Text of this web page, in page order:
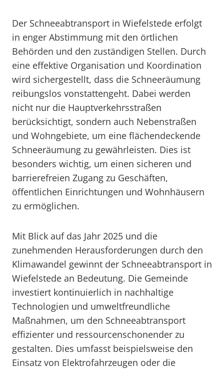
Der Schneeabtransport in Wiefelstede erfolgt
in enger Abstimmung mit den örtlichen
Behörden und den zuständigen Stellen. Durch
eine effektive Organisation und Koordination
wird sichergestellt, dass die Schneeräumung
reibungslos vonstattengeht. Dabei werden
nicht nur die Hauptverkehrsstraßen
berücksichtigt, sondern auch Nebenstraßen
und Wohngebiete, um eine flächendeckende
Schneeräumung zu gewährleisten. Dies ist
besonders wichtig, um einen sicheren und
barrierefreien Zugang zu Geschäften,
öffentlichen Einrichtungen und Wohnhäusern
zu ermöglichen.
Mit Blick auf das Jahr 2025 und die
zunehmenden Herausforderungen durch den
Klimawandel gewinnt der Schneeabtransport in
Wiefelstede an Bedeutung. Die Gemeinde
investiert kontinuierlich in nachhaltige
Technologien und umweltfreundliche
Maßnahmen, um den Schneeabtransport
effizienter und ressourcenschonender zu
gestalten. Dies umfasst beispielsweise den
Einsatz von Elektrofahrzeugen oder die